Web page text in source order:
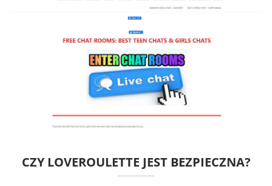
CZY LOVEROULETTE JEST BEZPIECZNA?